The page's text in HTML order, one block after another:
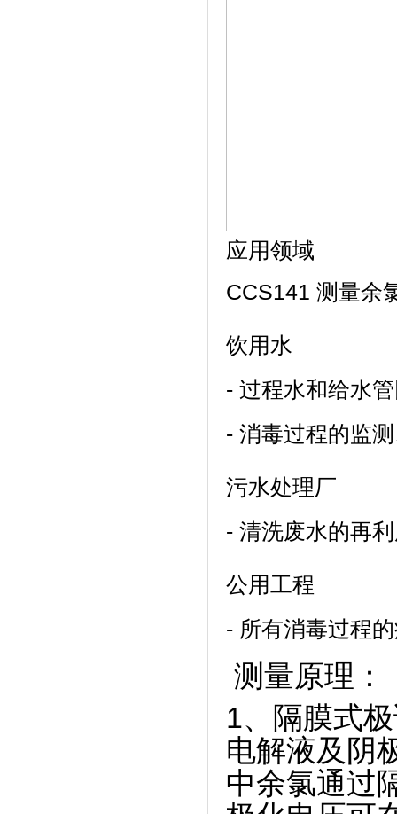
应用领域
CCS141 测量余
饮用水
- 过程水和给水
- 消毒过程的监
污水处理厂
- 清洗废水的再
公用工程
- 所有消毒过程
测量原理：
1、隔膜式
电解液及阴
中余氯通过